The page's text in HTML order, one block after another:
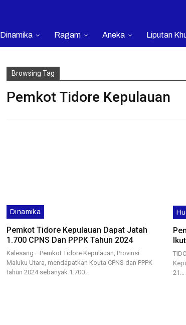
Dinamika Ragam Aneka Liputan
Browsing Tag
Pemkot Tidore Kepulauan
Dinamika
Pemkot Tidore Kepulauan Dapat Jatah
1.700 CPNS Dan PPPK Tahun 2024
Kalesang– Pemkot Tidore Kepulauan, Provinsi
Maluku Utara, mendapatkan Kouta CPNS dan PPPK
tahun 2024 sebanyak 1.700…
21…